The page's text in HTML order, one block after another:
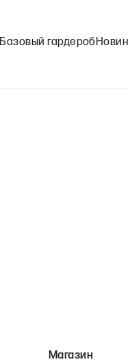
Базовый гардероб
Магазин